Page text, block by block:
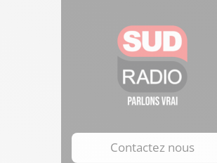
Contactez nous